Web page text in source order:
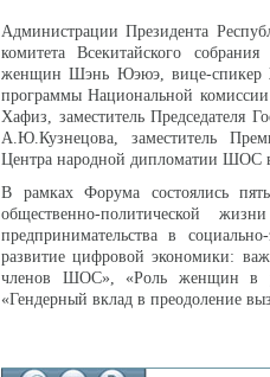
Администрации Президента
комитета Всекитайского
женщин Шэнь Юэюэ, вице-спикер
программы Национальной
Хафиз, заместитель Председателя
А.Ю.Кузнецова, заместитель
Центра народной дипломатии ШОС
В рамках Форума состоялись
общественно-политической
предпринимательства в
развитие цифровой экономики:
членов ШОС», «Роль женщин в
«Гендерный вклад в преодоление